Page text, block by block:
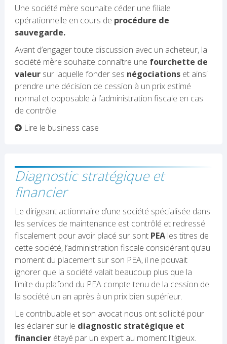
Une société mère souhaite céder une filiale
opérationnelle en cours de procédure de
sauvegarde.
Avant d’engager toute discussion avec un acheteur, la
société mère souhaite connaître une fourchette de
valeur sur laquelle fonder ses négociations et ainsi
prendre une décision de cession à un prix estimé
normal et opposable à l’administration fiscale en cas
de contrôle.
Lire le business case
Diagnostic stratégique et
financier
Le dirigeant actionnaire d’une société spécialisée dans
les services de maintenance est contrôlé et redressé
fiscalement pour avoir placé sur sont PEA les titres de
cette société, l’administration fiscale considérant qu’au
moment du placement sur son PEA, il ne pouvait
ignorer que la société valait beaucoup plus que la
limite du plafond du PEA compte tenu de la cession de
la société un an après à un prix bien supérieur.
Le contribuable et son avocat nous ont sollicité pour
les éclairer sur le diagnostic stratégique et
financier étayé par un expert au moment litigieux.